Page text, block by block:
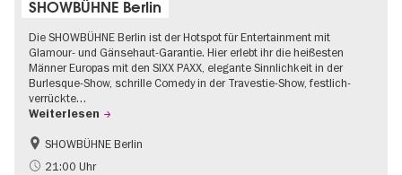
SHOWBÜHNE Berlin
Die SHOWBÜHNE Berlin ist der Hotspot für Entertainment mit
Glamour- und Gänsehaut-Garantie. Hier erlebt ihr die heißesten
Männer Europas mit den SIXX PAXX, elegante Sinnlichkeit in der
Burlesque-Show, schrille Comedy in der Travestie-Show, festlich-
verrückte…
Weiterlesen
Kultursommer
SHOWBÜHNE Berlin
21:00 Uhr